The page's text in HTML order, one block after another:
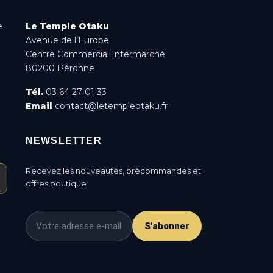
Le Temple Otaku
Avenue de l’Europe
Centre Commercial Intermarché
80200 Péronne
Tél.03 64 27 01 33
Email contact@letempleotaku.fr
NEWSLETTER
Recevez les nouveautés, précommandes et
offres boutique.
S'abonner